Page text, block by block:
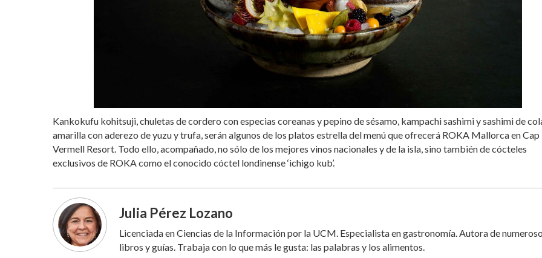
Kankokufu kohitsuji, chuletas de cordero con especias coreanas y pepino de sésamo, kampachi sashimi y sashimi de
amarilla con aderezo de yuzu y trufa, serán algunos de los platos estrella del menú que ofrecerá ROKA Mallorca en Cap
Vermell Resort. Todo ello, acompañado, no sólo de los mejores vinos nacionales y de la isla, sino también de cócteles
exclusivos de ROKA como el conocido cóctel londinense ‘ichigo kub’.
Julia Pérez Lozano
Licenciada en Ciencias de la Información por la UCM. Especialista en gastronomía. Autora de
libros y guías. Trabaja con lo que más le gusta: las palabras y los alimentos.